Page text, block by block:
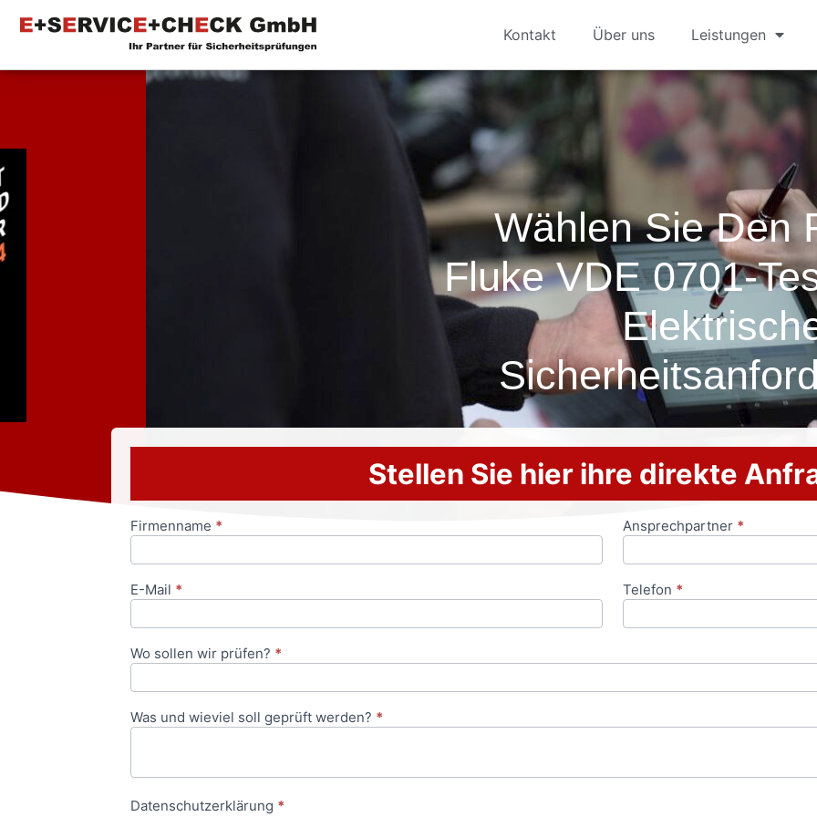
Kontakt Über uns Leistungen
Wählen Sie Den
Fluke VDE 0701-
Stellen Sie hier ihre direkte
Anfrageformular
Firmenname * Ansprechpartner *
E-Mail * Telefon *
Wo sollen wir prüfen? *
Was und wieviel soll geprüft werden? *
Datenschutzerklärung *